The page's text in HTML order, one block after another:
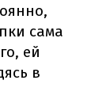
сама
ей
в